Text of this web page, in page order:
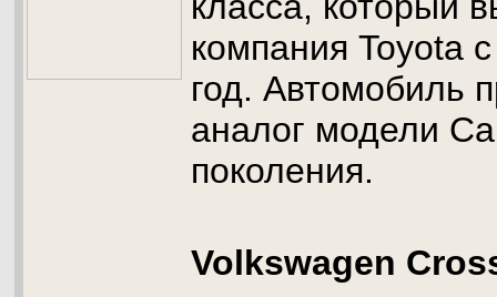
компания Toyota
год. Автомобиль
аналог модели
поколения.
Volkswagen